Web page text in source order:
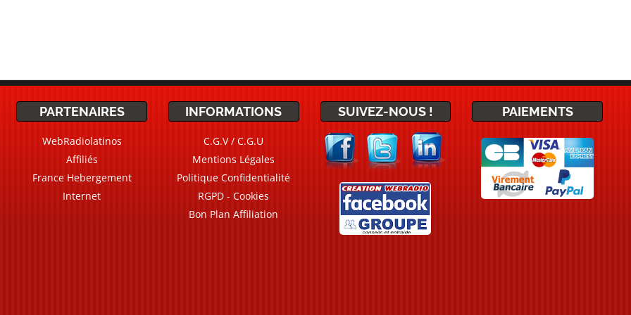
PARTENAIRES
WebRadiolatinos
Affiliés
France Hebergement
Internet
INFORMATIONS
C.G.V / C.G.U
Mentions Légales
Politique Confidentialité
RGPD - Cookies
Bon Plan Affiliation
SUIVEZ-NOUS ! PAIEMENTS